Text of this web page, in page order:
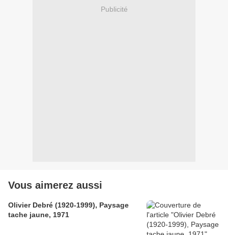
Publicité
Vous aimerez aussi
Olivier Debré (1920-1999), Paysage
tache jaune, 1971